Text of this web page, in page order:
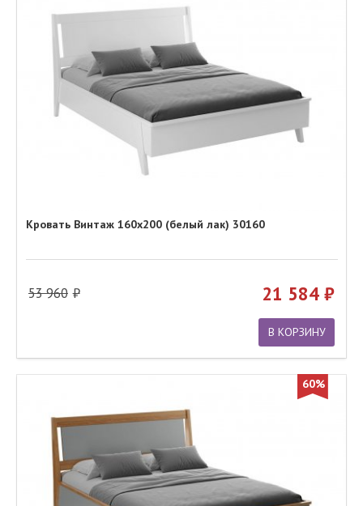
Кровать Винтаж 160х200 (белый лак) 30160
53 960 21 584
В КОРЗИНУ
60%